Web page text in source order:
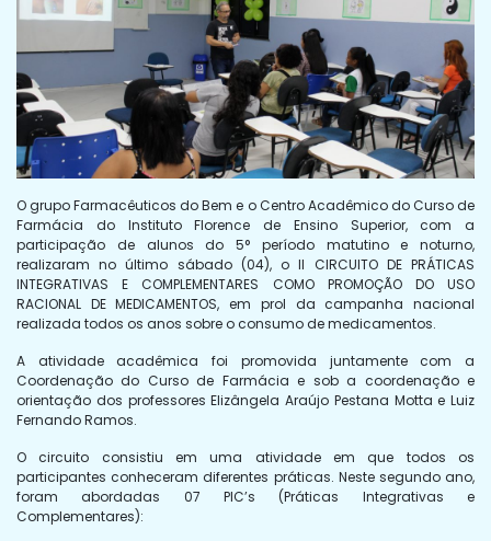
O grupo Farmacêuticos do Bem e o Centro Acadêmico do Curso de
Farmácia do Instituto Florence de Ensino Superior, com a
participação de alunos do 5° período matutino e noturno,
realizaram no último sábado (04), o II CIRCUITO DE PRÁTICAS
INTEGRATIVAS E COMPLEMENTARES COMO PROMOÇÃO DO USO
RACIONAL DE MEDICAMENTOS, em prol da campanha nacional
realizada todos os anos sobre o consumo de medicamentos.
A atividade acadêmica foi promovida juntamente com a
Coordenação do Curso de Farmácia e sob a coordenação e
orientação dos professores Elizângela Araújo Pestana Motta e Luiz
Fernando Ramos.
O circuito consistiu em uma atividade em que todos os
participantes conheceram diferentes práticas. Neste segundo ano,
foram abordadas 07 PIC’s (Práticas Integrativas e
Complementares):